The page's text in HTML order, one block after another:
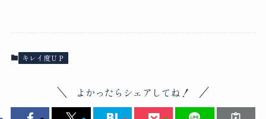
キレイ度ＵＰ
よかったらシェアしてね！